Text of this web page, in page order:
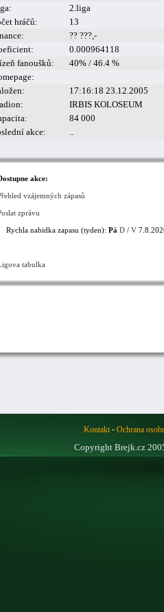
2.liga
hráčů:
13
?? ???,-
0.000964118
fanoušků:
40% / 46.4 %
17:16:18 23.12.2005
IRBIS KOLOSEUM
84 000
akce:
..
akce:
vzájemných zápasů
zprávu
Rychla nabidka zapasu (tyden): Pá D / V
tabulka
Kontakt- Ochrana
Copyright Brejk.cz